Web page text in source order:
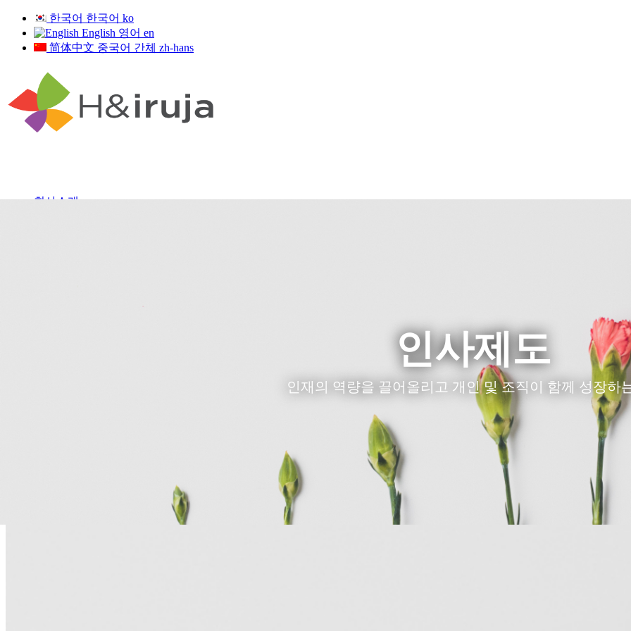
한국어 한국어 ko
English 영어 en
简体中文 중국어 간체 zh-hans
회사소개
인사제도
인재의 역량을 끌어올리고 개인 및 조직이 함께 성장하